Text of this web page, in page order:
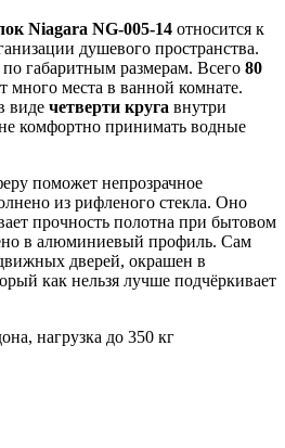
Niagara NG-005-14 относится к
душевого пространства.
габаритным размерам. Всего 80
много места в ванной комнате.
виде четверти круга внутри
комфортно принимать водные
поможет непрозрачное
из рифленого стекла. Оно
прочность полотна при бытовом
в алюминиевый профиль. Сам
дверей, окрашен в
как нельзя лучше подчёркивает
нагрузка до 350 кг